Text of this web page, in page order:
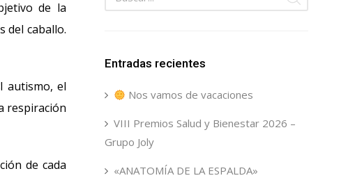
de la
del caballo.
autismo, el
respiración
de cada
Entradas recientes
Nos vamos de vacaciones
VIII Premios Salud y Bienestar 2026 –
Grupo Joly
«ANATOMÍA DE LA ESPALDA»